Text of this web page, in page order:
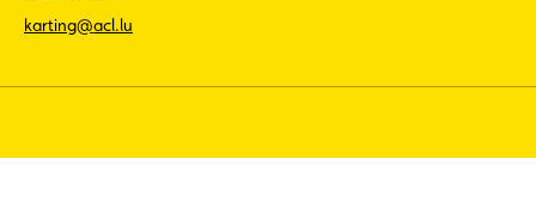
karting@acl.lu